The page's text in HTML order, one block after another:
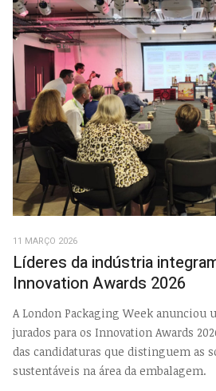
11 MARÇO 2026
Líderes da indústria
Innovation Awards 2026
A London Packaging Week anunciou
jurados para os Innovation Awards
das candidaturas que distinguem as
sustentáveis na área da embalagem.